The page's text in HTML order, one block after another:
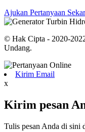
Ajukan Pertanyaan
© Hak Cipta - 2020-
Undang.
Kirim Email
x
Kirim pesan
Tulis pesan Anda di sini